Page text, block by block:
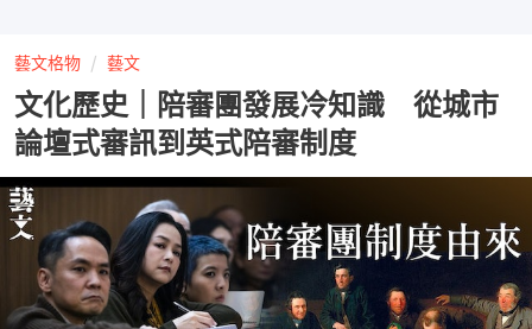
藝文格物 藝文
文化歷史｜陪審團發展冷知識 從城市
論壇式審訊到英式陪審制度